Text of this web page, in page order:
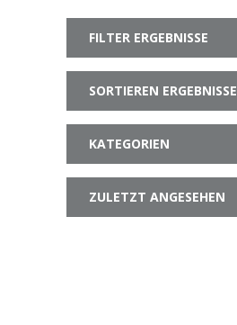
FILTER ERGEBNISSE
SORTIEREN ERGEBNISSE
KATEGORIEN
ZULETZT ANGESEHEN